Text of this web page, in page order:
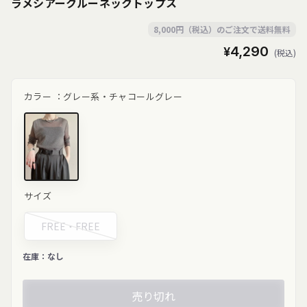
8,000円（税込）のご注文で送料無料
通¥4,290 (税込)
カラー ： グレー系・チャコールグレー
グレー"
variant-
picker__image"
height="250"
loading="lazy">
サイズ
FREE・ FREE
在庫： なし
売り切れ